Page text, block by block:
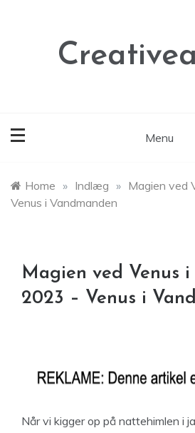
Menu
Home » Indlæg » Magien ved
Venus i Vandmanden
Magien ved Venus
2023 – Venus i
Når vi kigger op på nattehimlen i